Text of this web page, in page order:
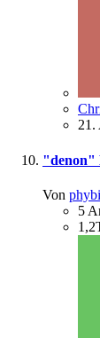
21.
"denon"
Von
5